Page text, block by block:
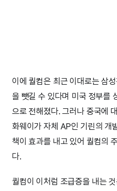
이에 퀄컴은 최근 이대로는 삼
을 뺏길 수 있다며 미국 정부를
으로 전해졌다. 그러나 중국에
화웨이가 자체 AP인 기린의 개
책이 효과를 내고 있어 퀄컴의
다.
퀄컴이 이처럼 조급증을 내는